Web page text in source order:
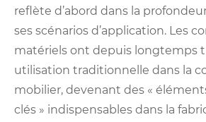
reflète d’abord dans la
ses scénarios d’application. Les
matériels ont depuis longtemps
utilisation traditionnelle dans la
mobilier, devenant des «
clés » indispensables dans la